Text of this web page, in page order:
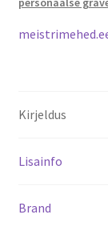
Kirjeldus
Lisainfo
Brand